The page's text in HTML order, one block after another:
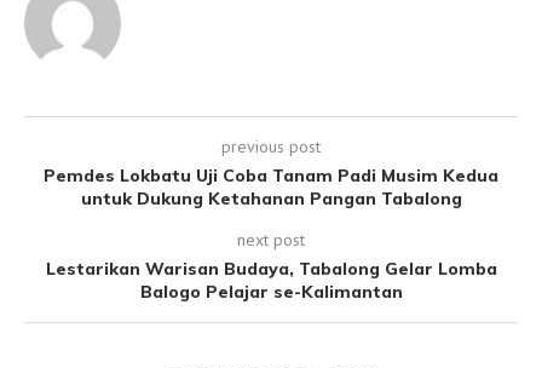
previous post
Pemdes Lokbatu Uji Coba Tanam Padi Musim Kedua
untuk Dukung Ketahanan Pangan Tabalong
next post
Lestarikan Warisan Budaya, Tabalong Gelar Lomba
Balogo Pelajar se-Kalimantan